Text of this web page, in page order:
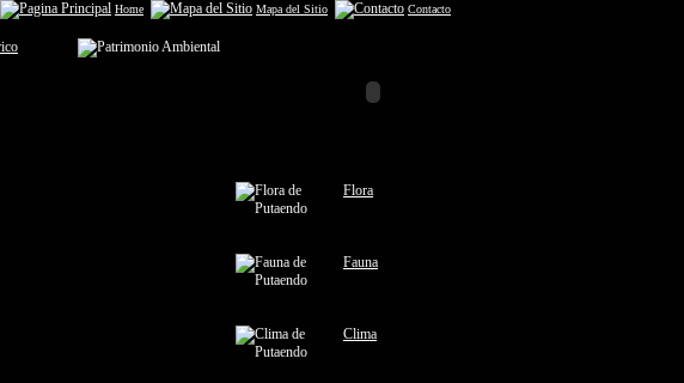
Home Mapa del Sitio Contacto
Flora
Fauna
Clima